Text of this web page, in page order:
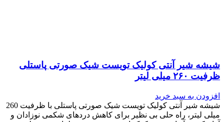
شیشه شیر آنتی کولیک تویست شیک صورتی پاستلی
ظرفیت ۲۶۰ میلی لیتر
افزودن به سبد خرید
شیشه شیر آنتی کولیک تویست شیک صورتی پاستلی با ظرفیت 260
میلی لیتر، راه حلی بی نظیر برای کاهش دردهای شکمی نوزادان و